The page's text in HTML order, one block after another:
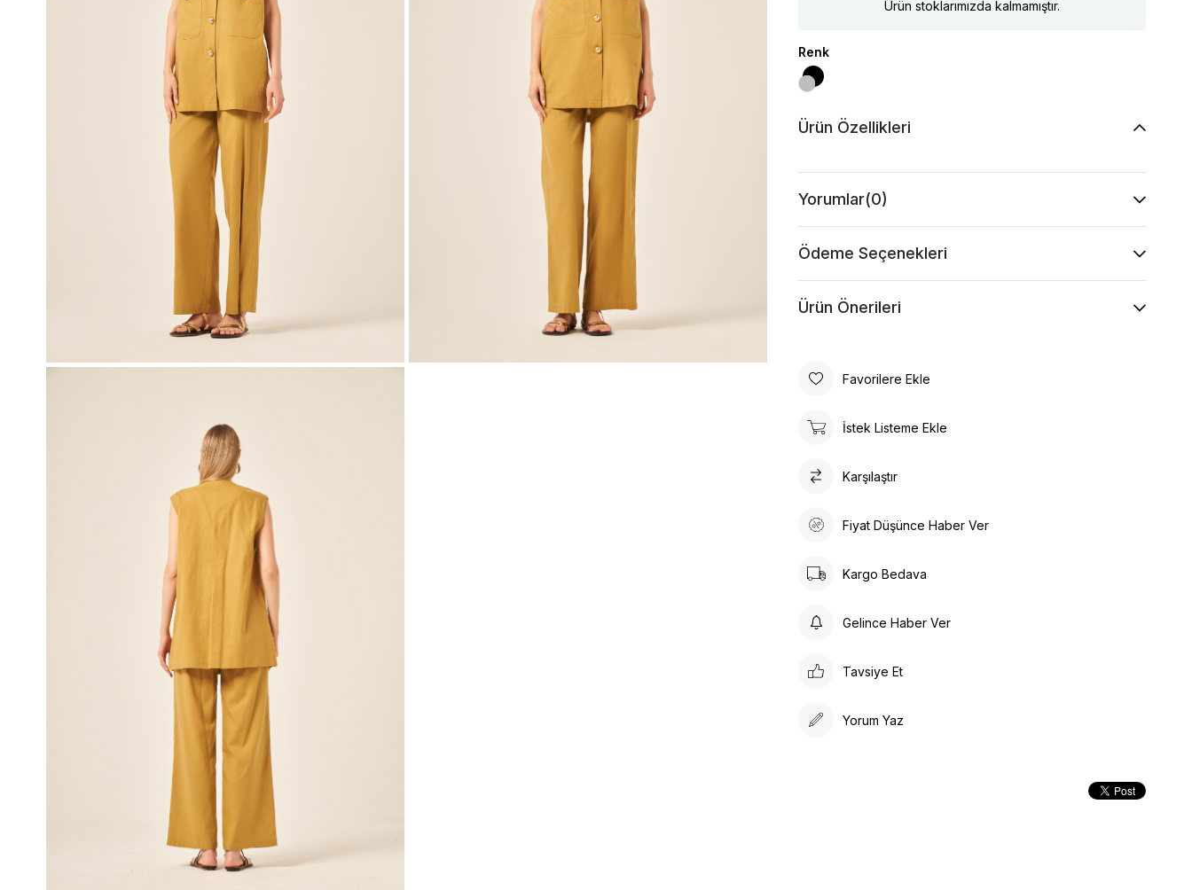
Ürün stoklarımızda kalmamıştır.
Renk
Ürün Özellikleri
Yorumlar(0)
Ödeme Seçenekleri
Ürün Önerileri
Favorilere Ekle
İstek Listeme Ekle
Karşılaştır
Fiyat Düşünce Haber Ver
Kargo Bedava
Gelince Haber Ver
Tavsiye Et
Yorum Yaz